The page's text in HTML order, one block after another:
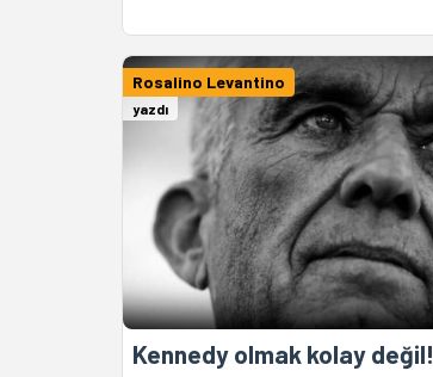
Rosalino Levantino
yazdı
Kennedy olmak kolay değil!